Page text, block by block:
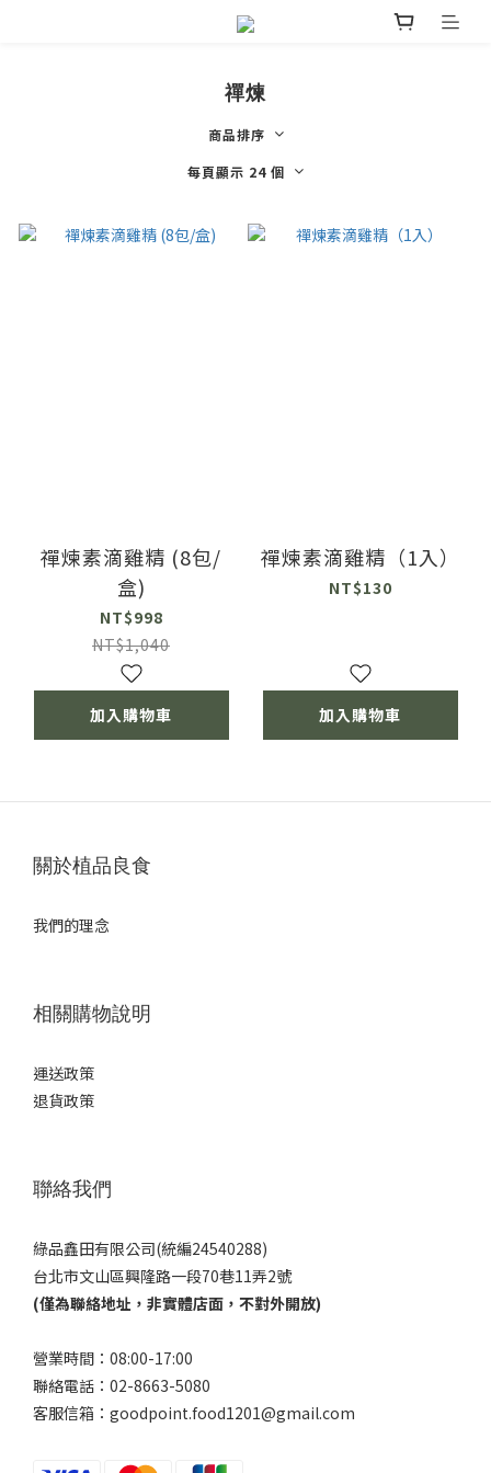
禪煉
商品排序
每頁顯示 24 個
禪煉素滴雞精 (8包/
盒)
NT$998
NT$1,040
加入購物車
禪煉素滴雞精（1入）
NT$130
加入購物車
關於植品良食
我們的理念
相關購物說明
運送政策
退貨政策
聯絡我們
綠品鑫田有限公司(統編24540288)
台北市文山區興隆路一段70巷11弄2號
(僅為聯絡地址，非實體店面，不對外開放)
營業時間：08:00-17:00
聯絡電話：02-8663-5080
客服信箱：goodpoint.food1201@gmail.com